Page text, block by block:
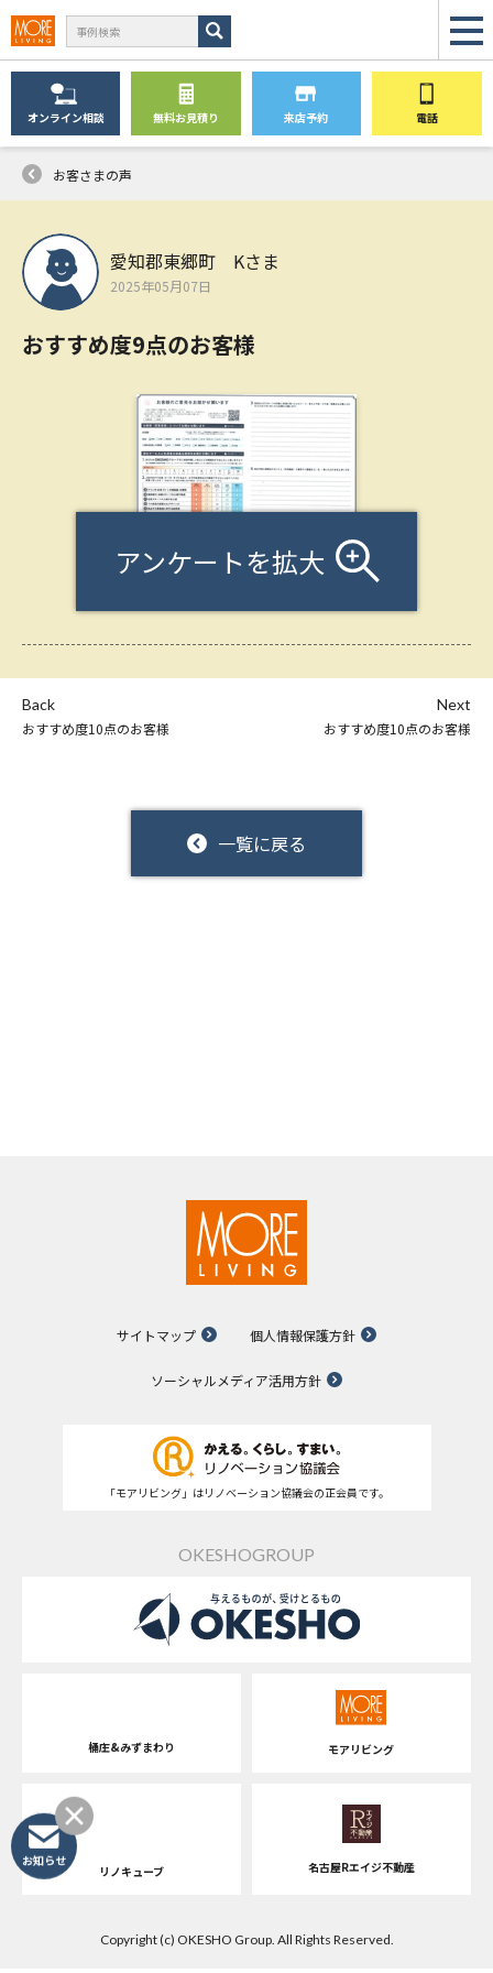
オンライン相談 無料お見積り 来店予約 電話
お客さまの声
愛知郡東郷町 Kさま
2025年05月07日
おすすめ度9点のお客様
アンケートを拡大
Back
おすすめ度10点のお客様
一覧に戻る
Next
おすすめ度10点のお客様
サイトマップ 個人情報保護方針
ソーシャルメディア活用方針
「モアリビング」はリノベーション協議会の正会員です。
OKESHOGROUP
桶庄&みずまわり モアリビング
リノキューブ 名古屋Rエイジ不動産
Copyright (c) OKESHO Group. All Rights Reserved.
お知らせ